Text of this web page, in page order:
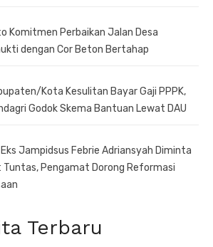
Komitmen Perbaikan Jalan Desa
dengan Cor Beton Bertahap
Kota Kesulitan Bayar Gaji PPPK,
Godok Skema Bantuan Lewat DAU
Eks Jampidsus Febrie Adriansyah Diminta
Tuntas, Pengamat Dorong Reformasi
Terbaru